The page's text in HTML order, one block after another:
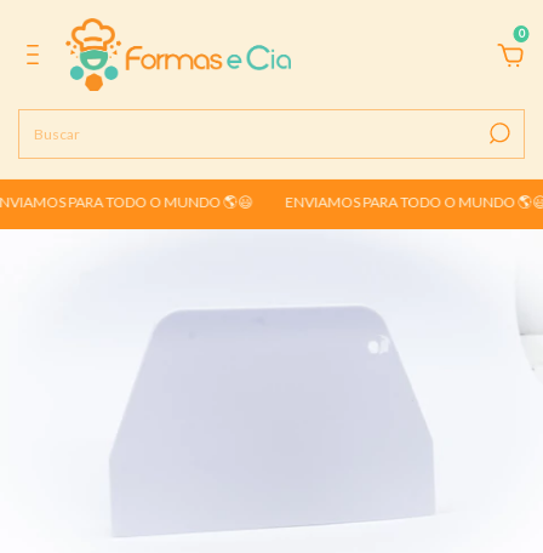
0
PARA TODO O MUNDO 🌎😃 ENVIAMOS PARA TODO O MUNDO 🌎😃